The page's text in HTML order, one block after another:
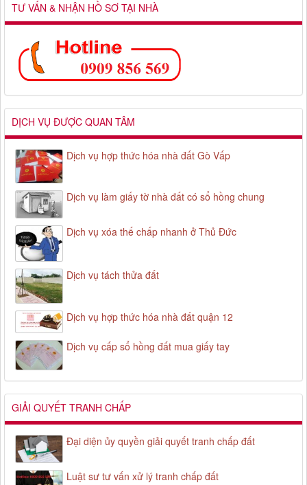
TƯ VẤN & NHẬN HỒ SƠ TẠI NHÀ
DỊCH VỤ ĐƯỢC QUAN TÂM
Dịch vụ hợp thức hóa nhà đất Gò Vấp
Dịch vụ làm giấy tờ nhà đất có sổ hồng chung
Dịch vụ xóa thế chấp nhanh ở Thủ Đức
Dịch vụ tách thửa đất
Dịch vụ hợp thức hóa nhà đất quận 12
Dịch vụ cấp sổ hồng đất mua giấy tay
GIẢI QUYẾT TRANH CHẤP
Đại diện ủy quyền giải quyết tranh chấp đất
Luật sư tư vấn xử lý tranh chấp đất